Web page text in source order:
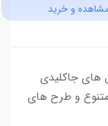
و خرید
های جاکلیدی
و طرح های